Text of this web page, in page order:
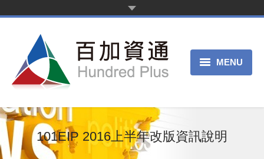
MENU
新聞中心
產品服務
101EIP 2016上半年改版資訊說明